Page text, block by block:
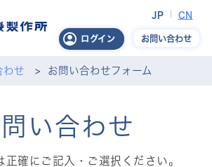
ログイン
JP CN
お問い合わせ
わせ お問い合わせフォーム
い合わせ
正確にご記入・ご選択ください。